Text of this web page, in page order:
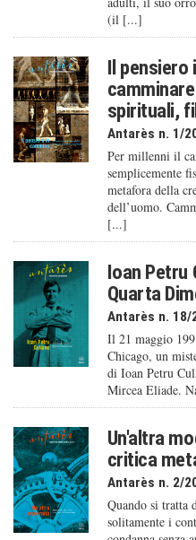
(il [...]
Il pensiero
spirituali,
Antarès n. 1/
Per millenni il
semplicemente
metafora della
dell’uomo.
[...]
Ioan Petru
Quarta
Antarès n. 18/
Il 21 maggio
Chicago, un
di Ioan Petru
Mircea Eliade.
Un'altra
critica
Antarès n. 2/
Quando si tratta
solitamente i